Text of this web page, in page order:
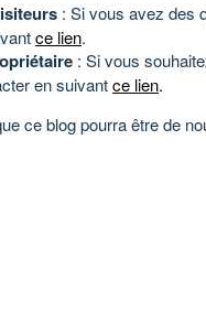
: Si vous avez des
ce lien.
: Si vous
en suivantce lien.
ce blog pourra être de